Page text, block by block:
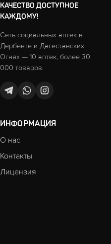
КАЧЕСТВО ДОСТУПНОЕ
КАЖДОМУ!
Сеть социальных аптек в
Дербенте и Дагестанских
Огнях — 10 аптек, более 30
000 товаров.
ИНФОРМАЦИЯ
О нас
Контакты
Лицензия